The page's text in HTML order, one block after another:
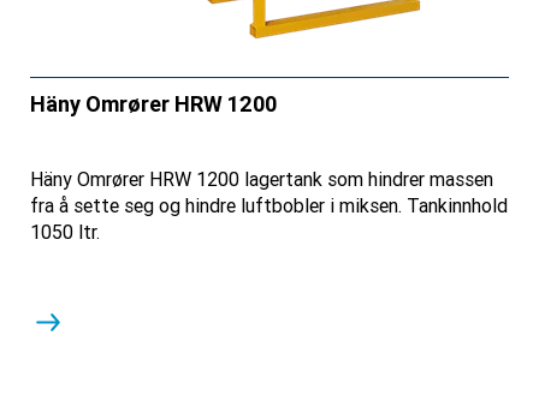
Häny Omrører HRW 1200
Häny Omrører HRW 1200 lagertank som hindrer massen
fra å sette seg og hindre luftbobler i miksen. Tankinnhold
1050 ltr.